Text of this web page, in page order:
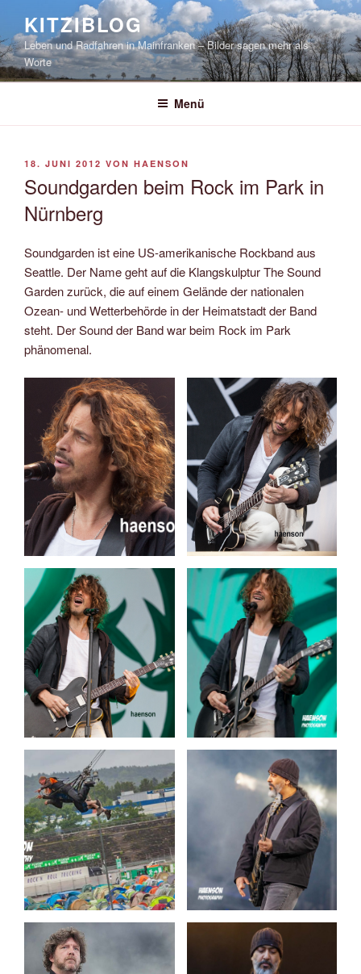
springen
KITZIBLOG
Leben und Radfahren in Mainfranken – Bilder sagen mehr als
Worte
Menü
VERÖFFENTLICHT
18. JUNI 2012 VON HAENSON
Soundgarden beim Rock im Park in
Nürnberg
Soundgarden ist eine US-amerikanische Rockband aus
Seattle. Der Name geht auf die Klangskulptur The Sound
Garden zurück, die auf einem Gelände der nationalen
Ozean- und Wetterbehörde in der Heimatstadt der Band
steht. Der Sound der Band war beim Rock im Park
phänomenal.